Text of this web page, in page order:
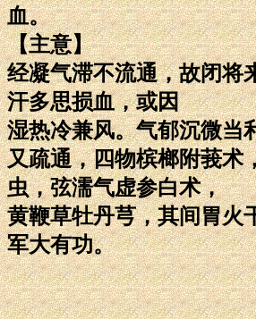
血。
【主意】
经凝气滞不流通，故闭将
汗多思损血，或因
湿热冷兼风。气郁沉微当
又疏通，四物槟榔附莪术
虫，弦濡气虚参白术，
黄鞭草牡丹芎，其间胃火
军大有功。